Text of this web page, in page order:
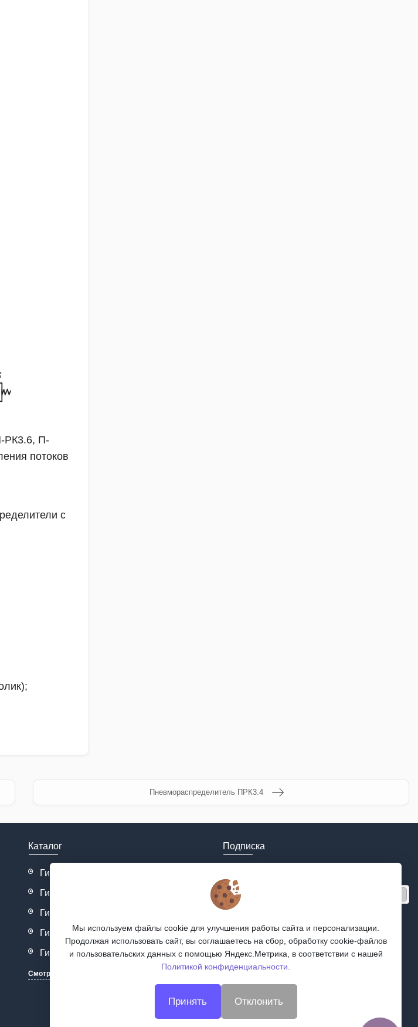
РК3.6, П-
потоков
с
Пневмораспределитель ПРК3.4
Каталог
Гидрораспределители
Гидрозамки
Гидродроссели
Гидроклапана
Гидронасосы
Смотреть все
Подписка
Мы в соцсетях:
Мы используем файлы cookie для улучшения работы сайта и персонализации.
Продолжая использовать сайт, вы соглашаетесь на сбор, обработку cookie-файлов
и пользовательских данных с помощью Яндекс.Метрика, в соответствии с нашей
Политикой конфиденциальности.
Принять Отклонить